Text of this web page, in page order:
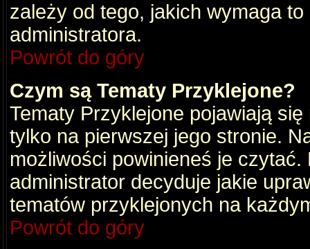
zależy od tego, jakich wymaga
administratora.
Powrót do góry
Czym są Tematy Przyklejone?
Tematy Przyklejone pojawiają
tylko na pierwszej jego stronie.
możliwości powinieneś je czytać.
administrator decyduje jakie
tematów przyklejonych na
Powrót do góry